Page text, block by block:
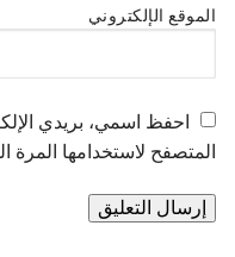
الموقع الإلكتروني
احفظ اسمي، بريدي
المتصفح لاستخدامها المرة